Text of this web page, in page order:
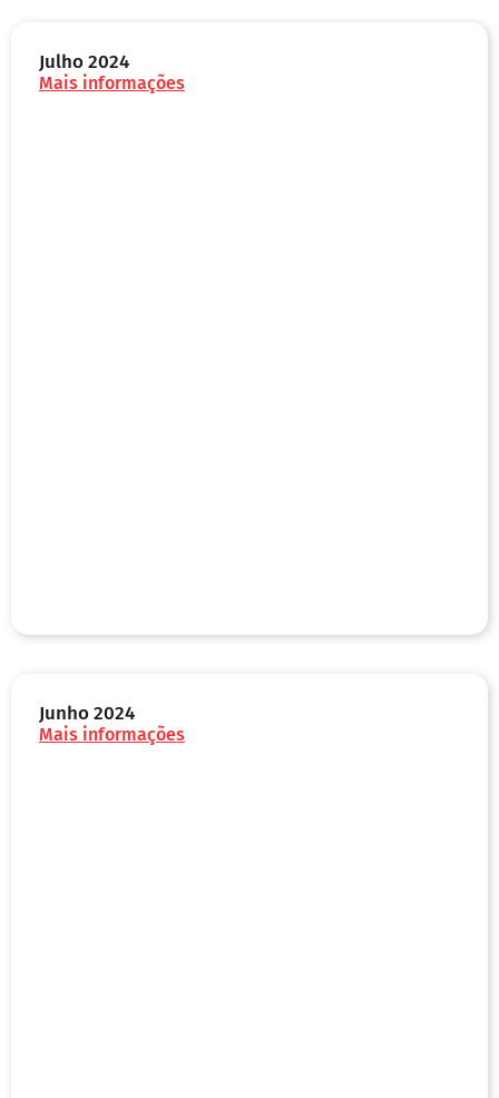
Julho 2024
Mais informações
Junho 2024
Mais informações